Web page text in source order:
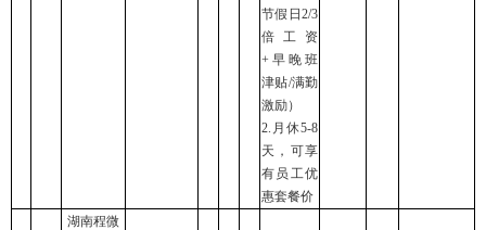
节假日2/3
倍工资
+早晚班
津贴/满勤
激励）
2.月休5-8
天，可享
有员工优
惠套餐价
湖南程微